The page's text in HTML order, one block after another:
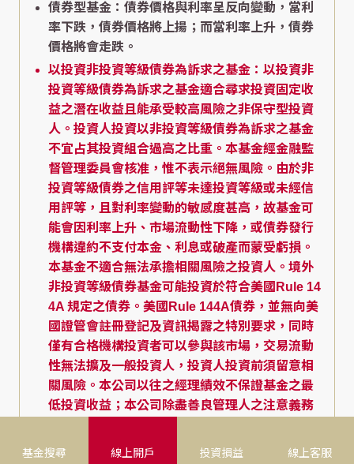
基金搜尋 線上開戶 投資損益 線上客服
債券型基金：債券價格與利率呈反向變動，當利
率下跌，債券價格將上揚；而當利率上升，債券
價格將會走跌。
以投資非投資等級債券為訴求之基金：以投資非
投資等級債券為訴求之基金適合尋求投資固定收
益之潛在收益且能承受較高風險之非保守型投資
人。投資人投資以非投資等級債券為訴求之基金
不宜占其投資組合過高之比重。本基金經金融監
督管理委員會核准，惟不表示絕無風險。由於非
投資等級債券之信用評等未達投資等級或未經信
用評等，且對利率變動的敏感度甚高，故基金可
能會因利率上升、市場流動性下降，或債券發行
機構違約不支付本金、利息或破產而蒙受虧損。
本基金不適合無法承擔相關風險之投資人。境外
非投資等級債券基金可能投資於符合美國Rule 14
4A 規定之債券。美國Rule 144A債券，並無向美
國證管會註冊登記及資訊揭露之特別要求，同時
僅有合格機構投資者可以參與該市場，交易流動
性無法擴及一般投資人，投資人投資前須留意相
關風險。本公司以往之經理績效不保證基金之最
低投資收益；本公司除盡善良管理人之注意義務
投資人申購前應詳閱基金公開說明書。